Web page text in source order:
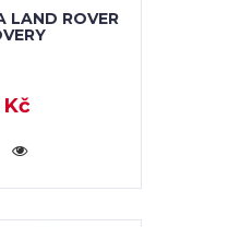
LAND ROVER
Kč